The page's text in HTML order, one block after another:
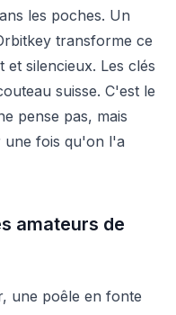
les poches. Un
transforme ce
silencieux. Les clés
suisse. C'est le
pense pas, mais
une fois qu'on l'a
amateurs de
une poêle en fonte